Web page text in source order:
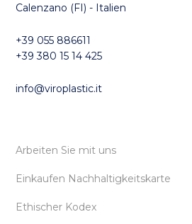
Calenzano (FI) - Italien
+39 055 886611
+39 380 15 14 425
info@viroplastic.it
Arbeiten Sie mit uns
Einkaufen Nachhaltigkeitskarte
Ethischer Kodex